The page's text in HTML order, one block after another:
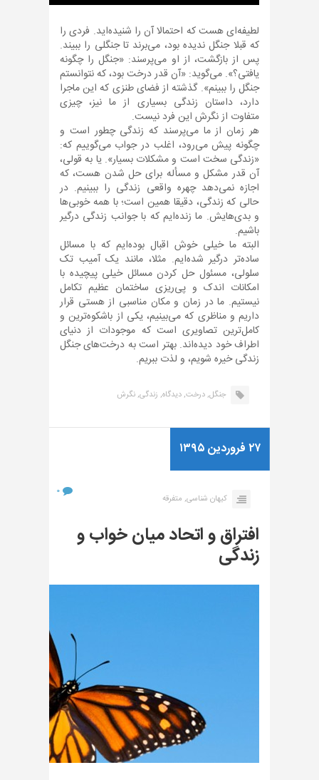
لطیفه‌ای هست که احتمالا آن را شنیده‌اید. فردی را
که قبلا جنگل ندیده بود، می‌برند تا جنگلی را ببیند.
پس از بازگشت، از او می‌پرسند: «جنگل را چگونه
یافتی؟». می‌گوید: «آن قدر درخت بود، که نتوانستم
جنگل را ببینم». گذشته از فضای طنزی که این ماجرا
دارد، داستان زندگی بسیاری از ما نیز، چیزی
متفاوت از نگرش این فرد نیست.
هر زمان از ما می‌پرسند که زندگی چطور است و
چگونه پیش می‌رود، اغلب در جواب می‌گوییم که:
«زندگی سخت است و مشکلات بسیار». یا به قولی،
آن قدر مشکل و مسأله برای حل شدن هست، که
اجازه نمی‌دهد چهره واقعی زندگی را ببینیم. در
حالی که زندگی، دقیقا همین است؛ با همه خوبی‌ها
و بدی‌هایش. ما زنده‌ایم که با جوانب زندگی درگیر
باشیم.
البته ما خیلی خوش اقبال بوده‌ایم که با مسائل
ساده‌تر درگیر شده‌ایم. مثلا، مانند یک آمیب تک
سلولی، مسئول حل کردن مسائل خیلی پیچیده با
امکانات اندک و پی‌ریزی ساختمان عظیم تکامل
نیستیم. ما در زمان و مکان مناسبی از هستی قرار
داریم و مناظری که می‌بینیم، یکی از باشکوه‌ترین و
کامل‌ترین تصاویری است که موجودات از دنیای
اطراف خود دیده‌اند. بهتر است به درخت‌های جنگل
زندگی خیره شویم، و لذت ببریم.
جنگل,درخت,دیدگاه, زندگی,نگرش
۲۷ فروردین ۱۳۹۵
کیهان شناسی, متفرقه
۰
افتراق و اتحاد میان خواب و
زندگی